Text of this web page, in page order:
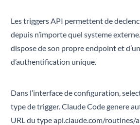
Les triggers API permettent de
depuis n’importe quel systeme
dispose de son propre endpoint et
d’authentification unique.
Dans l’interface de configuration,
type de trigger. Claude Code genere
URL du type api.claude.com/routines/